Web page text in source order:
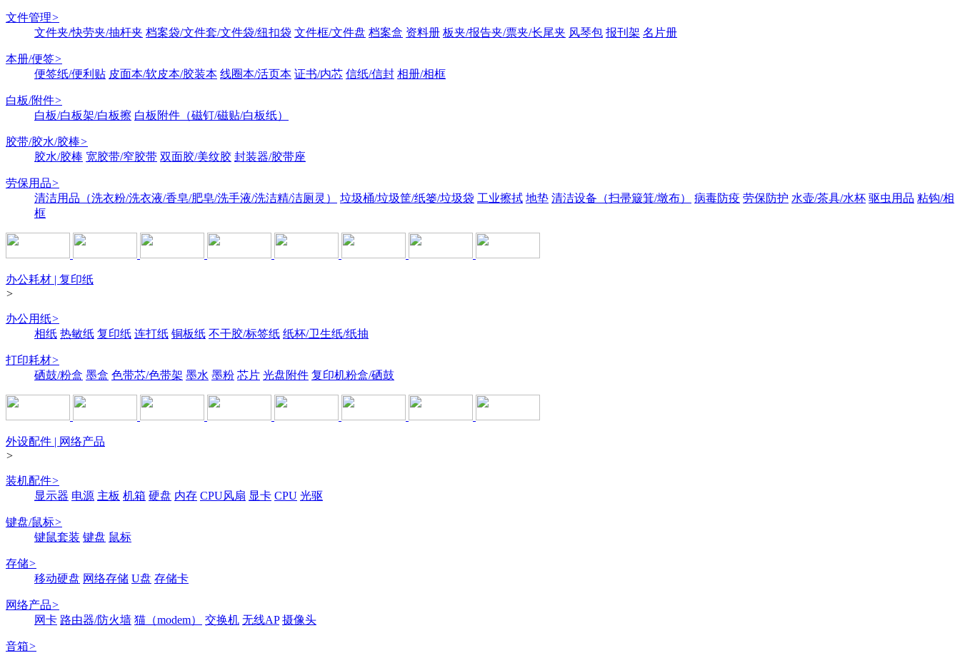
文件管理>
文件夹/快劳夹/抽杆夹 档案袋/文件套/文件袋/纽扣袋 文件框/文件盘 档案盒 资料册 板夹/报告夹/票夹/长尾夹 风琴包 报刊架 名片册
本册/便签>
便签纸/便利贴 皮面本/软皮本/胶装本 线圈本/活页本 证书/内芯 信纸/信封 相册/相框
白板/附件>
白板/白板架/白板擦 白板附件（磁钉/磁贴/白板纸）
胶带/胶水/胶棒>
胶水/胶棒 宽胶带/窄胶带 双面胶/美纹胶 封装器/胶带座
劳保用品>
清洁用品（洗衣粉/洗衣液/香皂/肥皂/洗手液/洗洁精/洁厕灵）
垃圾桶/垃圾筐/纸篓/垃圾袋 工业擦拭 地垫 清洁设备（扫帚簸箕/墩布） 病毒防疫 劳保防护 水壶/茶具/水杯 驱虫用品 粘钩/相
框
办公耗材 | 复印纸
>
办公用纸>
相纸 热敏纸 复印纸 连打纸 铜板纸 不干胶/标签纸 纸杯/卫生纸/纸抽
打印耗材>
硒鼓/粉盒 墨盒 色带芯/色带架 墨水 墨粉 芯片 光盘附件 复印机粉盒/硒鼓
外设配件 | 网络产品
>
装机配件>
显示器 电源 主板 机箱 硬盘 内存 CPU风扇 显卡 CPU 光驱
键盘/鼠标>
键鼠套装 键盘 鼠标
存储>
移动硬盘 网络存储 U盘 存储卡
网络产品>
网卡 路由器/防火墙 猫（modem） 交换机 无线AP 摄像头
音箱>